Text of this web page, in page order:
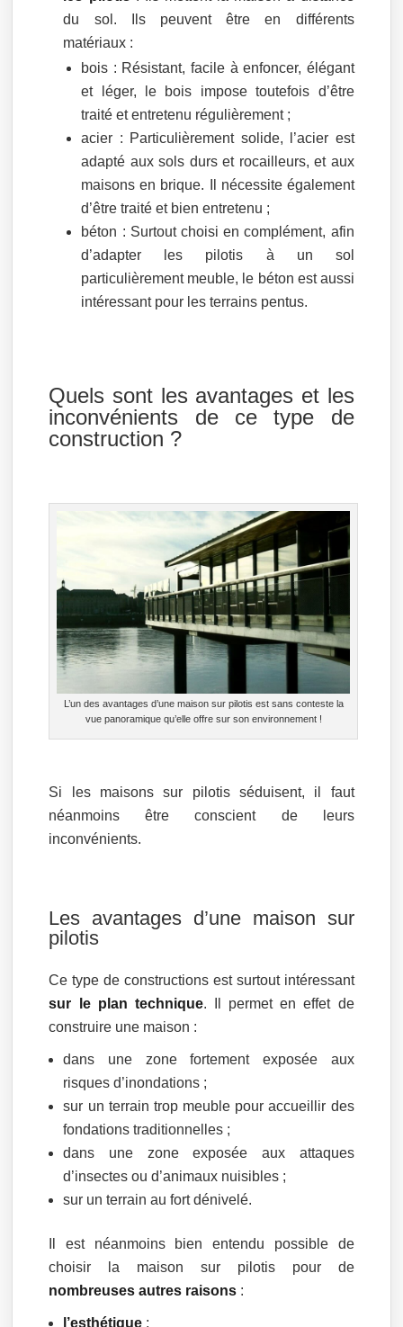
du sol. Ils peuvent être en différents
matériaux :
bois : Résistant, facile à enfoncer, élégant
et léger, le bois impose toutefois d’être
traité et entretenu régulièrement ;
acier : Particulièrement solide, l’acier est
adapté aux sols durs et rocailleurs, et aux
maisons en brique. Il nécessite également
d’être traité et bien entretenu ;
béton : Surtout choisi en complément, afin
d’adapter les pilotis à un sol
particulièrement meuble, le béton est aussi
intéressant pour les terrains pentus.
Quels sont les avantages et les
inconvénients de ce type de
construction ?
L’un des avantages d’une maison sur pilotis est sans conteste la
vue panoramique qu’elle offre sur son environnement !
Si les maisons sur pilotis séduisent, il faut
néanmoins être conscient de leurs
inconvénients.
Les avantages d’une maison sur
pilotis
Ce type de constructions est surtout intéressant
sur le plan technique. Il permet en effet de
construire une maison :
dans une zone fortement exposée aux
risques d’inondations ;
sur un terrain trop meuble pour accueillir des
fondations traditionnelles ;
dans une zone exposée aux attaques
d’insectes ou d’animaux nuisibles ;
sur un terrain au fort dénivelé.
Il est néanmoins bien entendu possible de
choisir la maison sur pilotis pour de
nombreuses autres raisons :
l’esthétique ;